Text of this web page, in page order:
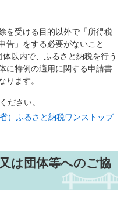
を受ける目的以外で「所得税
告」をする必要がないこと
以内で、ふるさと納税を行う
に特例の適用に関する申請書
ります。
ださい。
）ふるさと納税ワンストップ
は団体等へのご協